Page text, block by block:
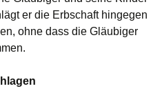
er die Erbschaft hingegen
ohne dass die Gläubiger